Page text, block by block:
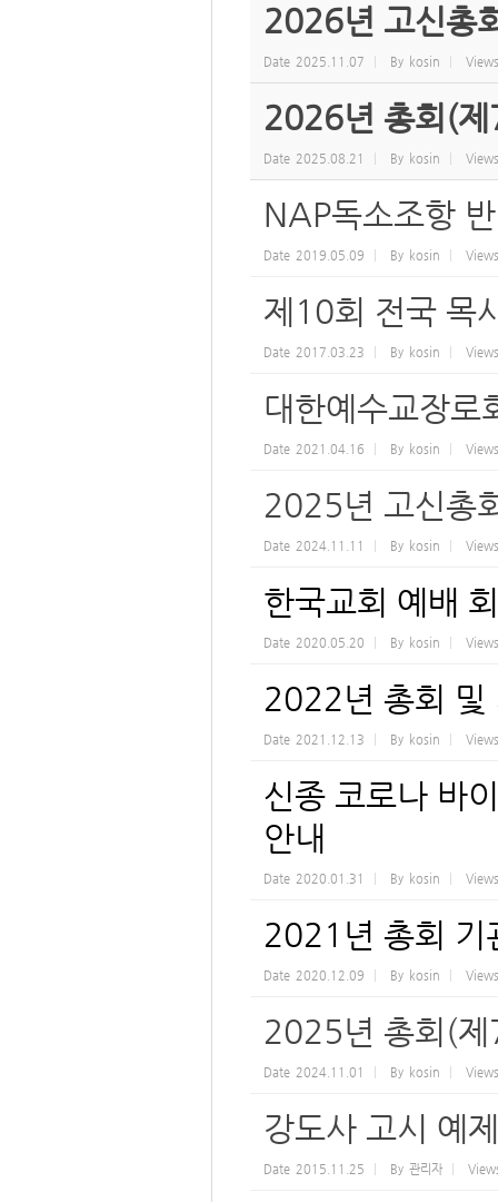
2026년 고신총
Date 2025.11.07 By kosin Views
2026년 총회(제
Date 2025.08.21 By kosin Views
NAP독소조항
Date 2019.05.09 By kosin Views
제10회 전국 목
Date 2017.03.23 By kosin Views
대한예수교장로
Date 2021.04.16 By kosin Views
2025년 고신총
Date 2024.11.11 By kosin Views
한국교회 예배
Date 2020.05.20 By kosin Views
2022년 총회 및
Date 2021.12.13 By kosin Views
신종 코로나 바
안내
Date 2020.01.31 By kosin Views
2021년 총회 기
Date 2020.12.09 By kosin Views
2025년 총회(제
Date 2024.11.01 By kosin Views
강도사 고시 예
Date 2015.11.25 By 관리자